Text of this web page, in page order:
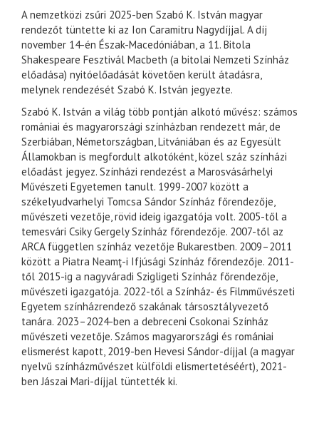
A nemzetközi zsűri 2025-ben Szabó K. István magyar
rendezőt tüntette ki az Ion Caramitru Nagydíjjal. A díj
november 14-én Észak-Macedóniában, a 11. Bitola
Shakespeare Fesztivál Macbeth (a bitolai Nemzeti Színház
előadása) nyitóelőadását követően került átadásra,
melynek rendezését Szabó K. István jegyezte.
Szabó K. István a világ több pontján alkotó művész: számos
romániai és magyarországi színházban rendezett már, de
Szerbiában, Németországban, Litvániában és az Egyesült
Államokban is megfordult alkotóként, közel száz színházi
előadást jegyez. Színházi rendezést a Marosvásárhelyi
Művészeti Egyetemen tanult. 1999-2007 között a
székelyudvarhelyi Tomcsa Sándor Színház főrendezője,
művészeti vezetője, rövid ideig igazgatója volt. 2005-től a
temesvári Csiky Gergely Színház főrendezője. 2007-től az
ARCA független színház vezetője Bukarestben. 2009–2011
között a Piatra Neamţ-i Ifjúsági Színház főrendezője. 2011-
től 2015-ig a nagyváradi Szigligeti Színház főrendezője,
művészeti igazgatója. 2022-től a Színház- és Filmművészeti
Egyetem színházrendező szakának társosztályvezető
tanára. 2023–2024-ben a debreceni Csokonai Színház
művészeti vezetője. Számos magyarországi és romániai
elismerést kapott, 2019-ben Hevesi Sándor-díjjal (a magyar
nyelvű színházművészet külföldi elismertetéséért), 2021-
ben Jászai Mari-díjjal tüntették ki.